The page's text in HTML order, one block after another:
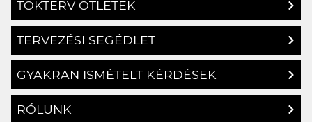
TERVEZÉSI SEGÉDLET
GYAKRAN ISMÉTELT KÉRDÉSEK
RÓLUNK